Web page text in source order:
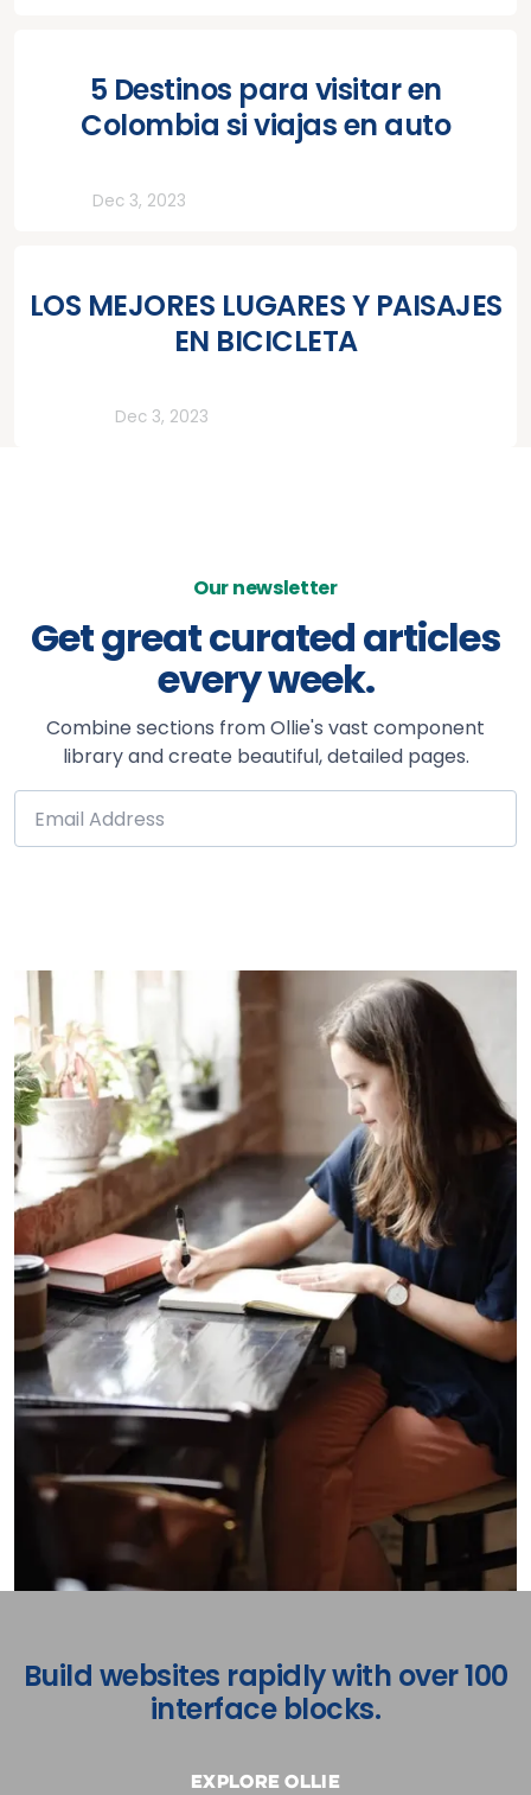
5 Destinos para visitar en
Colombia si viajas en auto
Dec 3, 2023
LOS MEJORES LUGARES Y PAISAJES
EN BICICLETA
Dec 3, 2023
Our newsletter
Get great curated articles
every week.
Combine sections from Ollie's vast component
library and create beautiful, detailed pages.
Build websites rapidly with over 100
interface blocks.
Explore Ollie